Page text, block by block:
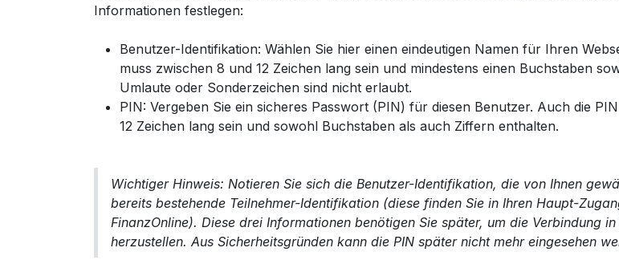
Informationen festlegen:
Benutzer-Identifikation: Wählen Sie hier einen eindeutigen Namen für Ihren
muss zwischen 8 und 12 Zeichen lang sein und mindestens einen Buchstaben
Umlaute oder Sonderzeichen sind nicht erlaubt.
PIN: Vergeben Sie ein sicheres Passwort (PIN) für diesen Benutzer. Auch die
12 Zeichen lang sein und sowohl Buchstaben als auch Ziffern enthalten.
Wichtiger Hinweis: Notieren Sie sich die Benutzer-Identifikation, die von Ihnen
bereits bestehende Teilnehmer-Identifikation (diese finden Sie in Ihren Haupt-
FinanzOnline). Diese drei Informationen benötigen Sie später, um die Verbindung
herzustellen. Aus Sicherheitsgründen kann die PIN später nicht mehr eingesehen